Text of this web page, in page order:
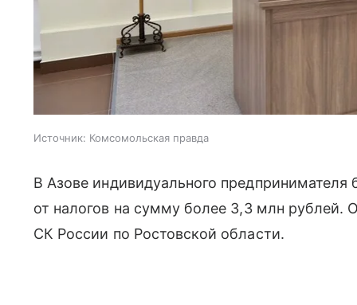
Источник: Комсомольская правда
В Азове индивидуального предпринимателя
от налогов на сумму более 3,3 млн
СК России по Ростовской области.